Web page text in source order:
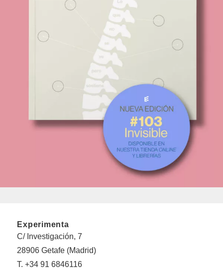
Experimenta
C/ Investigación, 7
28906 Getafe (Madrid)
T. +34 91 6846116